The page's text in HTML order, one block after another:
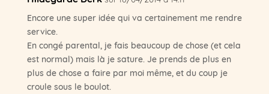
Encore une super idée qui va certainement me rendre
service.
En congé parental, je fais beaucoup de chose (et cela
est normal) mais là je sature. Je prends de plus en
plus de chose a faire par moi même, et du coup je
croule sous le boulot.